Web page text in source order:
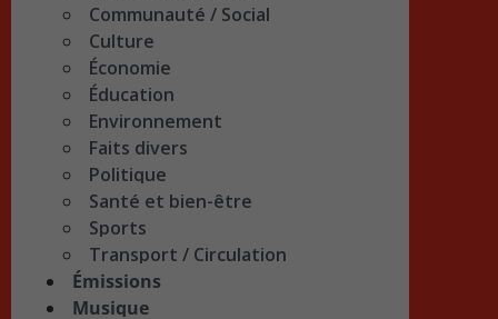
Communauté / Social
Culture
Économie
Éducation
Environnement
Faits divers
Politique
Santé et bien-être
Sports
Transport / Circulation
Émissions
Musique